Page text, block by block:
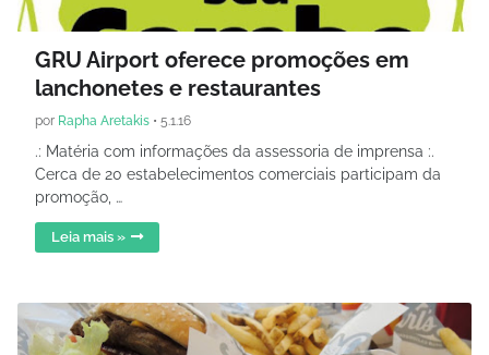
GRU Airport oferece promoções em
lanchonetes e restaurantes
por Rapha Aretakis • 5.1.16
.: Matéria com informações da assessoria de imprensa :.
Cerca de 20 estabelecimentos comerciais participam da
promoção, …
Leia mais »